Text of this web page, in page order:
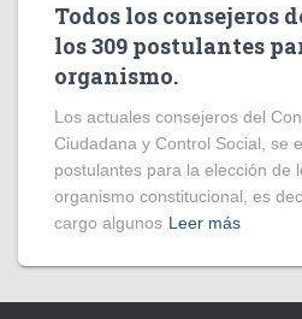
Todos los consejeros
los 309 postulantes
organismo.
Los actuales consejeros del
Ciudadana y Control Social, se
postulantes para la elección de
organismo constitucional, es
cargo algunos Leer más